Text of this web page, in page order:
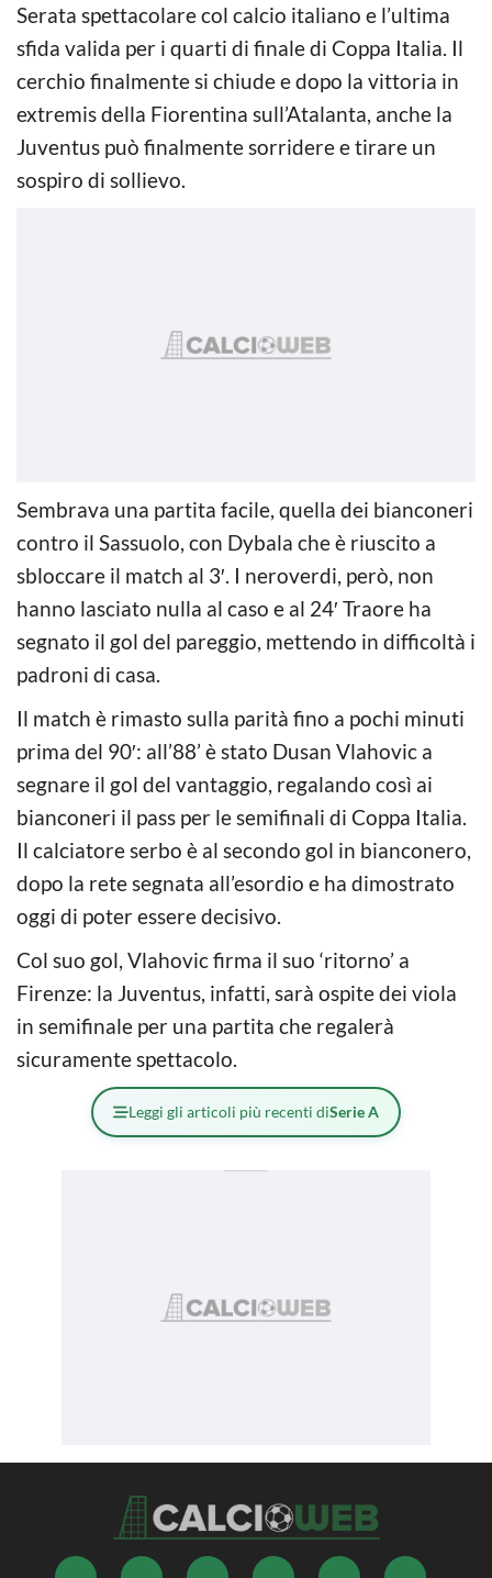
Serata spettacolare col calcio italiano e l’ultima
sfida valida per i quarti di finale di Coppa Italia. Il
cerchio finalmente si chiude e dopo la vittoria in
extremis della Fiorentina sull’Atalanta, anche la
Juventus può finalmente sorridere e tirare un
sospiro di sollievo.
Sembrava una partita facile, quella dei bianconeri
contro il Sassuolo, con Dybala che è riuscito a
sbloccare il match al 3′. I neroverdi, però, non
hanno lasciato nulla al caso e al 24′ Traore ha
segnato il gol del pareggio, mettendo in difficoltà i
padroni di casa.
Il match è rimasto sulla parità fino a pochi minuti
prima del 90′: all’88’ è stato Dusan Vlahovic a
segnare il gol del vantaggio, regalando così ai
bianconeri il pass per le semifinali di Coppa Italia.
Il calciatore serbo è al secondo gol in bianconero,
dopo la rete segnata all’esordio e ha dimostrato
oggi di poter essere decisivo.
Col suo gol, Vlahovic firma il suo ‘ritorno’ a
Firenze: la Juventus, infatti, sarà ospite dei viola
in semifinale per una partita che regalerà
sicuramente spettacolo.
Leggi gli articoli più recenti diSerie A